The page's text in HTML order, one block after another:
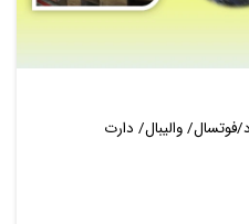
فوتسال/ والیبال/ دارت